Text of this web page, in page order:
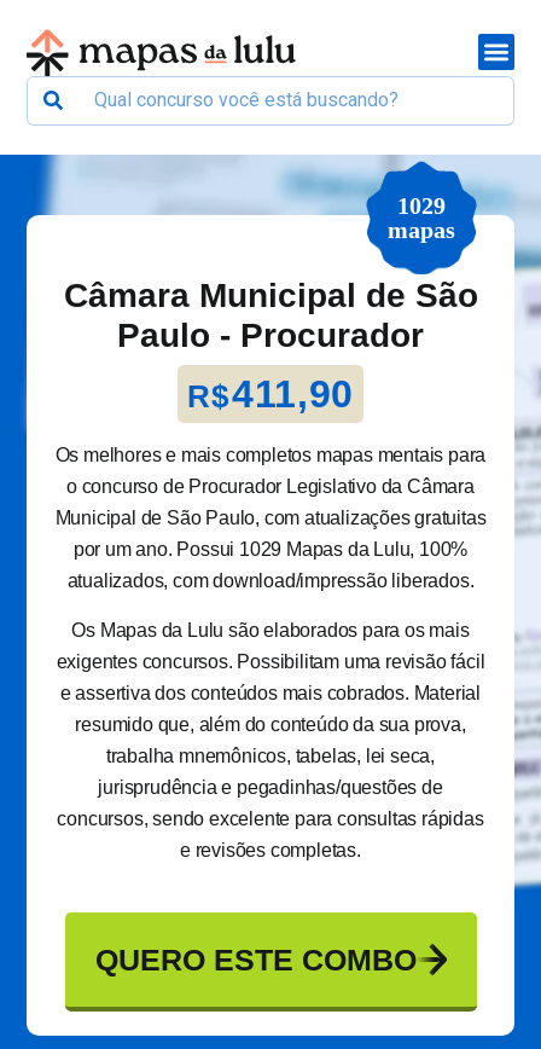
1029
mapas
Câmara Municipal de São
Paulo - Procurador
R$411,90
Os melhores e mais completos mapas mentais para
o concurso de Procurador Legislativo da Câmara
Municipal de São Paulo, com atualizações gratuitas
por um ano. Possui 1029 Mapas da Lulu, 100%
atualizados, com download/impressão liberados.
Os Mapas da Lulu são elaborados para os mais
exigentes concursos. Possibilitam uma revisão fácil
e assertiva dos conteúdos mais cobrados. Material
resumido que, além do conteúdo da sua prova,
trabalha mnemônicos, tabelas, lei seca,
jurisprudência e pegadinhas/questões de
concursos, sendo excelente para consultas rápidas
e revisões completas.
QUERO ESTE COMBO